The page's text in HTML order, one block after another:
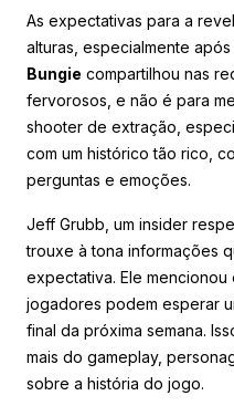
As expectativas para a
alturas, especialmente
Bungie compartilhou nas
fervorosos, e não é para
shooter de extração,
com um histórico tão rico,
perguntas e emoções.
Jeff Grubb, um insider
trouxe à tona informações
expectativa. Ele
jogadores podem esperar
final da próxima semana.
mais do gameplay,
sobre a história do jogo.